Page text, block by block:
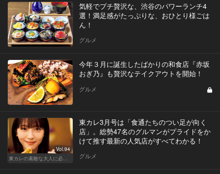
気軽でプチ贅沢な、渋谷のパワーランチ4
選！満足感がたっぷりな、おひとり様ごは
ん！
グルメ
今年３月に誕生したばかりの和食店『赤坂
おぎ乃』も贅沢なテイクアウトを開始！
グルメ
Vol.94
東カレの素敵な大人に必要なこと
東カレ3月号は「食通たちのつい足が向く
店」。総勢47名のグルマンがプライドをか
けて推す最新の人気店がすべてわかる！
グルメ